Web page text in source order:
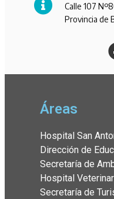
Calle 107
Provincia de
Áreas
Hospital San
Dirección de
Secretaría de
Hospital
Secretaría de